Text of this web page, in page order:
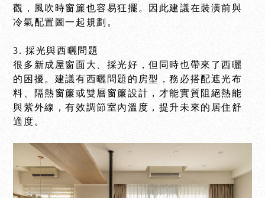
觀，風吹時窗簾也容易狂擺。因此建議在裝潢前與
冷氣配置圖一起規劃。
3. 採光與西曬問題
很多新成屋窗面大、採光好，但同時也帶來了西曬
的困擾。建議有西曬問題的房型，務必搭配遮光布
料、隔熱窗簾或雙層窗簾設計，才能實質阻絕熱能
與紫外線，有效調節室內溫度，提升未來的居住舒
適度。